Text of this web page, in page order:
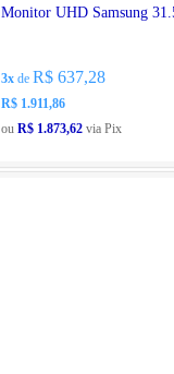
Monitor UHD Samsung
3x deR$ 637,28
R$ 1.911,86
ouR$ 1.873,62 via Pix